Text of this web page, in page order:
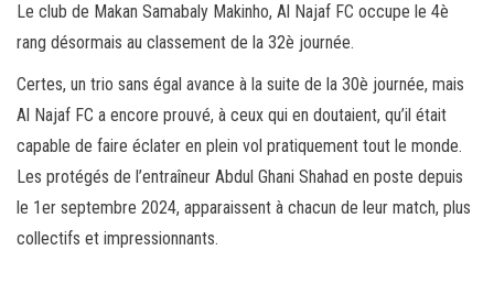
Le club de Makan Samabaly Makinho, Al Najaf FC occupe le 4è
rang désormais au classement de la 32è journée.
Certes, un trio sans égal avance à la suite de la 30è journée, mais
Al Najaf FC a encore prouvé, à ceux qui en doutaient, qu’il était
capable de faire éclater en plein vol pratiquement tout le monde.
Les protégés de l’entraîneur Abdul Ghani Shahad en poste depuis
le 1er septembre 2024, apparaissent à chacun de leur match, plus
collectifs et impressionnants.